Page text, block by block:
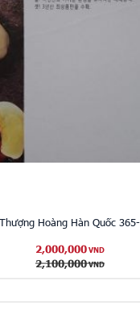
Hoàng Hàn Quốc
2,000,000 VND
2,100,000 VND